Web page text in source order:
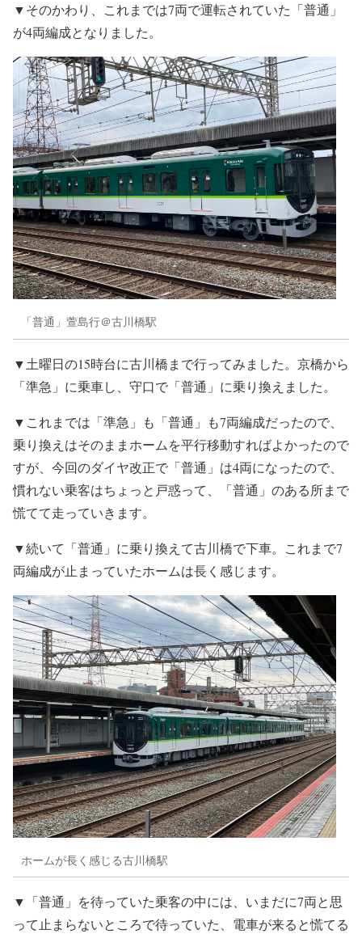
▼そのかわり、これまでは7両で運転されていた「普通」
が4両編成となりました。
「普通」萱島行＠古川橋駅
▼土曜日の15時台に古川橋まで行ってみました。京橋から
「準急」に乗車し、守口で「普通」に乗り換えました。
▼これまでは「準急」も「普通」も7両編成だったので、
乗り換えはそのままホームを平行移動すればよかったので
すが、今回のダイヤ改正で「普通」は4両になったので、
慣れない乗客はちょっと戸惑って、「普通」のある所まで
慌てて走っていきます。
▼続いて「普通」に乗り換えて古川橋で下車。これまで7
両編成が止まっていたホームは長く感じます。
ホームが長く感じる古川橋駅
▼「普通」を待っていた乗客の中には、いまだに7両と思
って止まらないところで待っていた、電車が来ると慌てる